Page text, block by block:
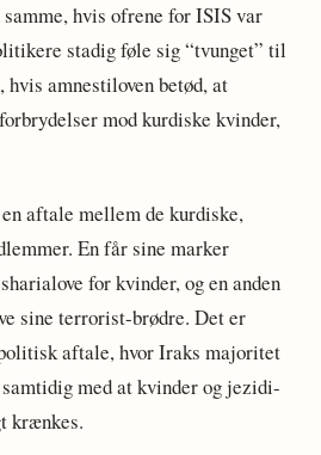
hvis ofrene for ISIS var
stadig føle sig “tvunget” til
amnestiloven betød, at
mod kurdiske kvinder,
aftale mellem de kurdiske,
En får sine marker
for kvinder, og en anden
sine terrorist-brødre. Det er
aftale, hvor Iraks majoritet
med at kvinder og jezidi-
krænkes.